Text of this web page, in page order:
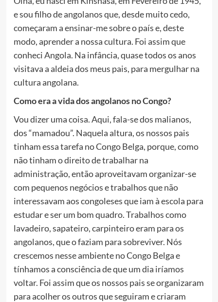
e sou filho de angolanos que, desde muito cedo,
começaram a ensinar-me sobre o país e, deste
modo, aprender a nossa cultura. Foi assim que
conheci Angola. Na infância, quase todos os anos
visitava a aldeia dos meus pais, para mergulhar na
cultura angolana.
Como era a vida dos angolanos no Congo?
Vou dizer uma coisa. Aqui, fala-se dos malianos,
dos “mamadou”. Naquela altura, os nossos pais
tinham essa tarefa no Congo Belga, porque, como
não tinham o direito de trabalhar na
administração, então aproveitavam organizar-se
com pequenos negócios e trabalhos que não
interessavam aos congoleses que iam à escola para
estudar e ser um bom quadro. Trabalhos como
lavadeiro, sapateiro, carpinteiro eram para os
angolanos, que o faziam para sobreviver. Nós
crescemos nesse ambiente no Congo Belga e
tínhamos a consciência de que um dia iríamos
voltar. Foi assim que os nossos pais se organizaram
para acolher os outros que seguiram e criaram